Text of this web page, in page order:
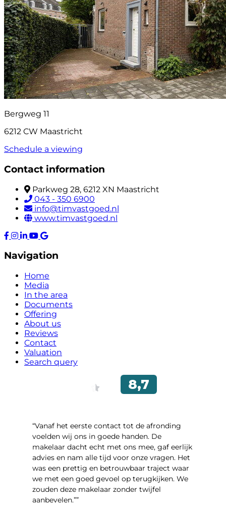
Bergweg 11
6212 CW Maastricht
Schedule a viewing
Contact information
Parkweg 28, 6212 XN Maastricht
043 - 350 6900
info@timvastgoed.nl
www.timvastgoed.nl
Navigation
Home
Media
In the area
Documents
Offering
About us
Reviews
Contact
Valuation
Search query
“Vanaf het eerste contact tot de afronding
voelden wij ons in goede handen. De
makelaar dacht echt met ons mee, gaf eerlijk
advies en nam alle tijd voor onze vragen. Het
was een prettig en betrouwbaar traject waar
we met een goed gevoel op terugkijken. We
zouden deze makelaar zonder twijfel
aanbevelen.””